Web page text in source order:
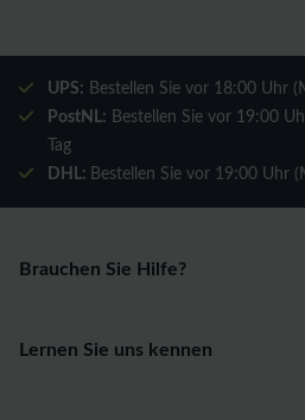
UPS: Bestellen Sie vor 18:00 Uhr
PostNL: Bestellen Sie vor 19:00
Tag
DHL: Bestellen Sie vor 19:00 Uhr
Brauchen Sie Hilfe?
Lernen Sie uns kennen